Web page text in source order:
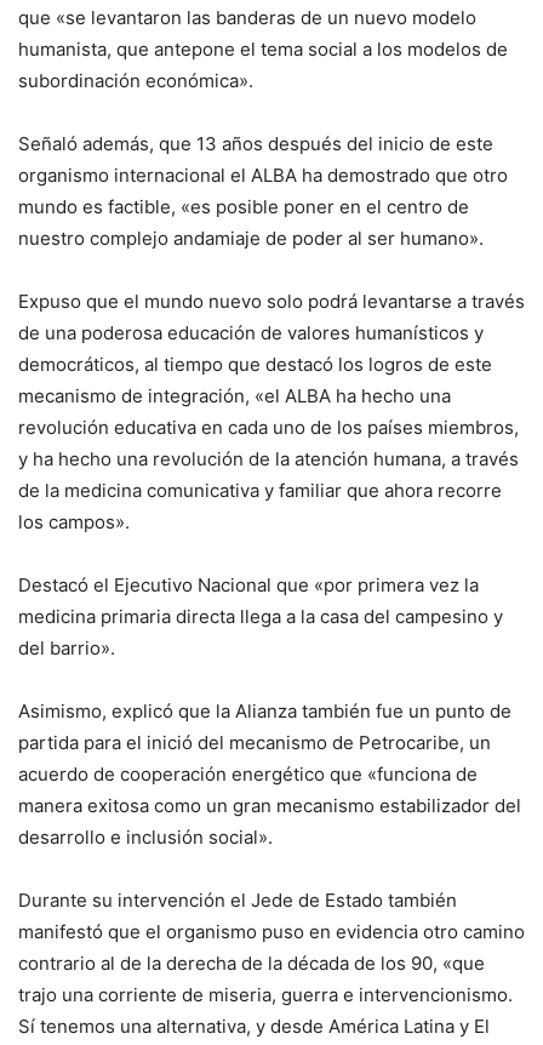
que «se levantaron las banderas de un nuevo modelo
humanista, que antepone el tema social a los modelos de
subordinación económica».
Señaló además, que 13 años después del inicio de este
organismo internacional el ALBA ha demostrado que otro
mundo es factible, «es posible poner en el centro de
nuestro complejo andamiaje de poder al ser humano».
Expuso que el mundo nuevo solo podrá levantarse a través
de una poderosa educación de valores humanísticos y
democráticos, al tiempo que destacó los logros de este
mecanismo de integración, «el ALBA ha hecho una
revolución educativa en cada uno de los países miembros,
y ha hecho una revolución de la atención humana, a través
de la medicina comunicativa y familiar que ahora recorre
los campos».
Destacó el Ejecutivo Nacional que «por primera vez la
medicina primaria directa llega a la casa del campesino y
del barrio».
Asimismo, explicó que la Alianza también fue un punto de
partida para el inició del mecanismo de Petrocaribe, un
acuerdo de cooperación energético que «funciona de
manera exitosa como un gran mecanismo estabilizador del
desarrollo e inclusión social».
Durante su intervención el Jede de Estado también
manifestó que el organismo puso en evidencia otro camino
contrario al de la derecha de la década de los 90, «que
trajo una corriente de miseria, guerra e intervencionismo.
Sí tenemos una alternativa, y desde América Latina y El